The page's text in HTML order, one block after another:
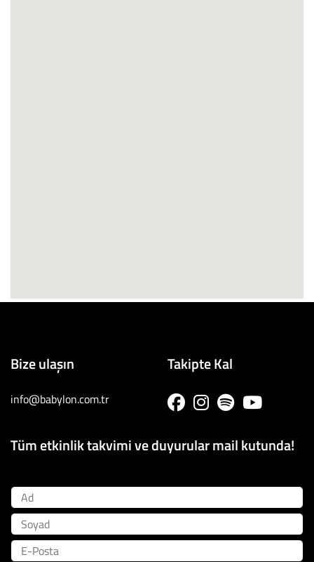
Bize ulaşın
info@babylon.com.tr
Takipte Kal
Tüm etkinlik takvimi ve duyurular mail kutunda!
Ad
Soyad
E-Posta